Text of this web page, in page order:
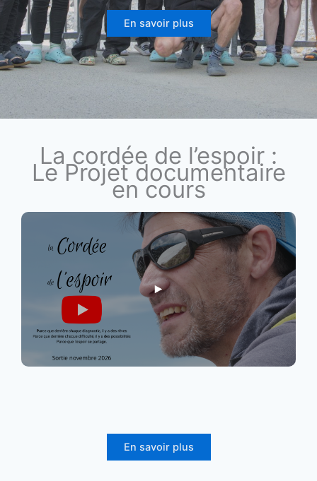
En savoir plus
La cordée de l’espoir :
Le Projet documentaire
en cours
En savoir plus